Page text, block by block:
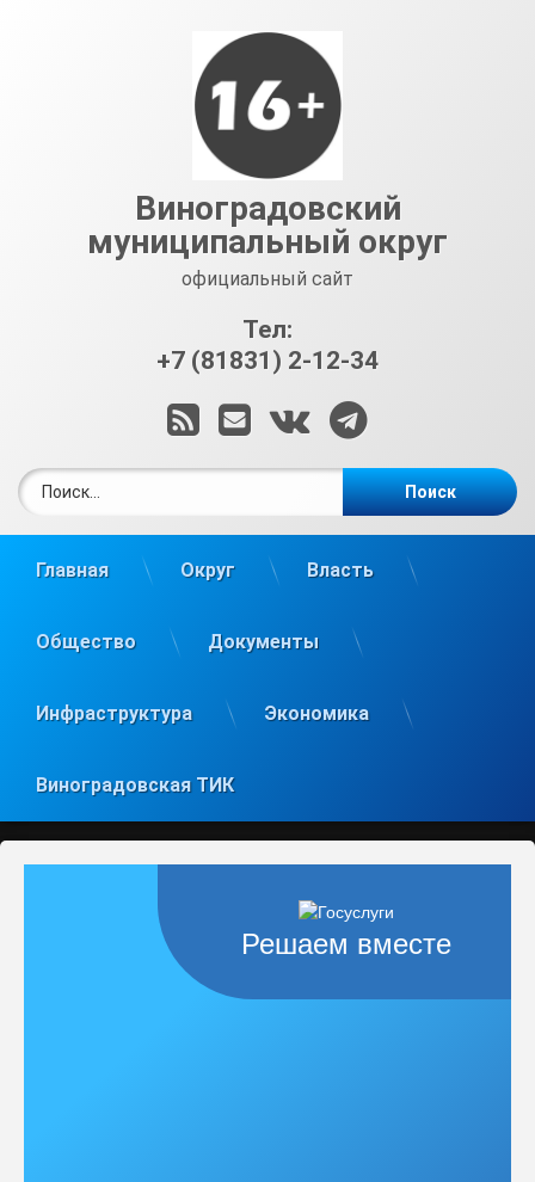
Виноградовский
муниципальный округ
официальный сайт
Тел:
+7 (81831) 2-12-34
RSSE-mailВКонтакте
Telegram
Главная Округ Власть
Общество Документы
Инфраструктура Экономика
Виноградовская ТИК
Решаем вместе